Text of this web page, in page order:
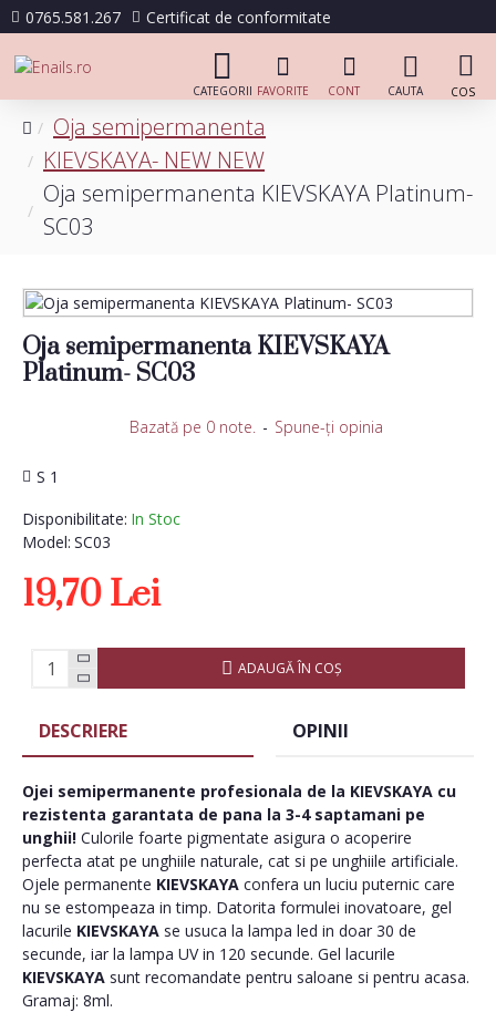
0765.581.267 Certificat de conformitate
Oja semipermanenta
KIEVSKAYA- NEW NEW
Oja semipermanenta KIEVSKAYA Platinum-
SC03
Oja semipermanenta KIEVSKAYA
Platinum- SC03
Disponibilitate: In Stoc
Model: SC03
S 1
Bazată pe 0 note. - Spune-ţi opinia
19,70 Lei
ADAUGĂ ÎN COŞ
DESCRIERE OPINII
Ojei semipermanente profesionala de la KIEVSKAYA cu
rezistenta garantata de pana la 3-4 saptamani pe
unghii! Culorile foarte pigmentate asigura o acoperire
perfecta atat pe unghiile naturale, cat si pe unghiile artificiale.
Ojele permanente KIEVSKAYA confera un luciu puternic care
nu se estompeaza in timp. Datorita formulei inovatoare, gel
lacurile KIEVSKAYA se usuca la lampa led in doar 30 de
secunde, iar la lampa UV in 120 secunde. Gel lacurile
KIEVSKAYA sunt recomandate pentru saloane si pentru acasa.
Gramaj: 8ml.